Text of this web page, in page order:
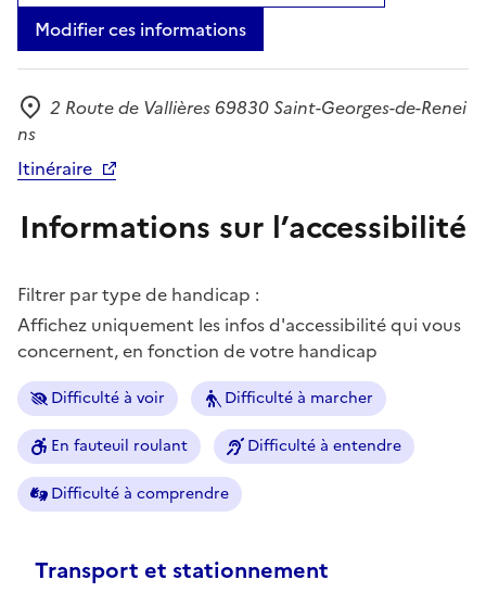
Modifier ces informations
Adresse
2 Route de Vallières 69830 Saint-Georges-de-Renei
ns
Itinéraire
Informations sur l’accessibilité
Filtrer par type de handicap :
Affichez uniquement les infos d'accessibilité qui vous
concernent, en fonction de votre handicap
Difficulté à voir Difficulté à marcher
En fauteuil roulant Difficulté à entendre
Difficulté à comprendre
Transport et stationnement